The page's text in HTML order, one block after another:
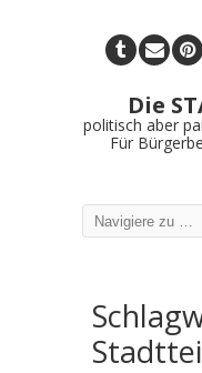
Die
politisch aber
Für